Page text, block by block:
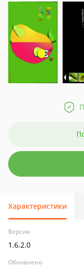
Характеристики
Версия
1.6.2.0
Обновлено